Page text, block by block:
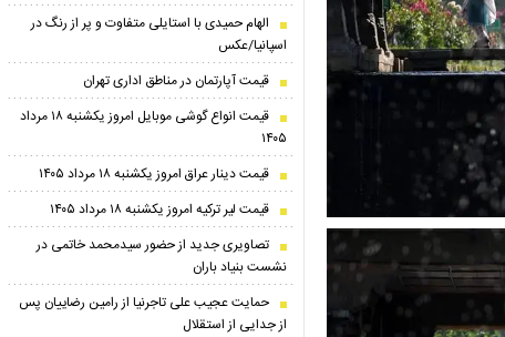
الهام حمیدی با استایلی متفاوت و پر از رنگ در
اسپانیا/عکس
قیمت آپارتمان در مناطق اداری تهران
قیمت انواع گوشی موبایل امروز یکشنبه ۱۸ مرداد
۱۴۰۵
قیمت دینار عراق امروز یکشنبه ۱۸ مرداد ۱۴۰۵
قیمت لیر ترکیه امروز یکشنبه ۱۸ مرداد ۱۴۰۵
تصاویری جدید از حضور سیدمحمد خاتمی در
نشست بنیاد باران
حمایت عجیب علی تاجرنیا از رامین رضاییان پس
از جدایی از استقلال